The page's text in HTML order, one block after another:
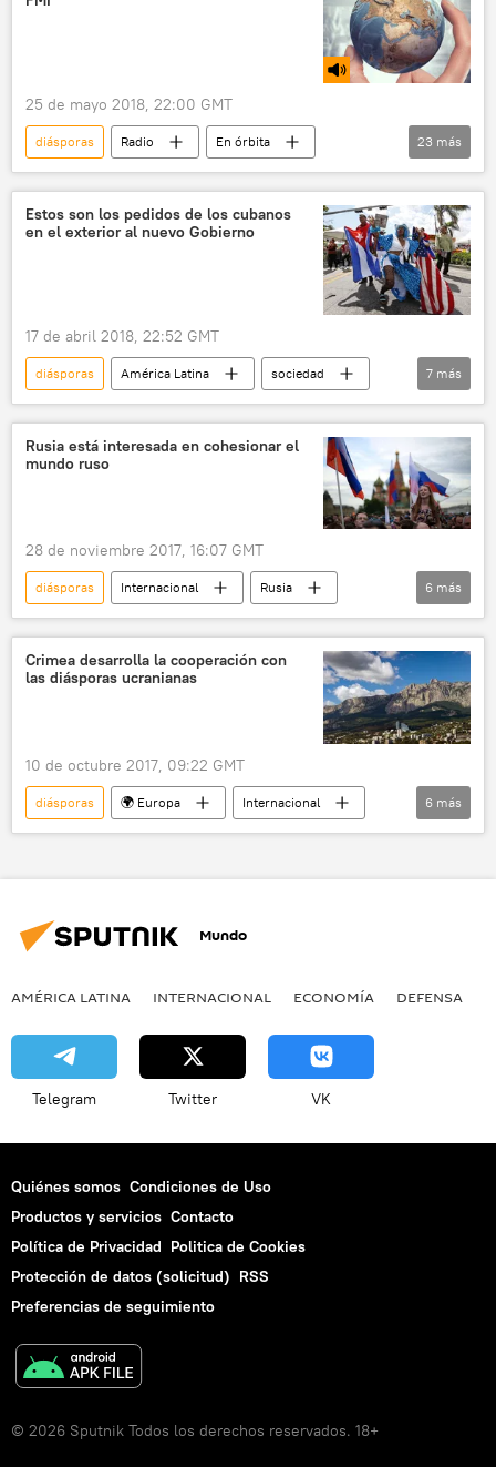
migración
25 de mayo 2018, 22:00 GMT
diásporas Radio
En órbita
Colombia
Argentina
Buenos Aires
Gustavo Petro
Mauricio Macri
Álvaro Uribe Vélez
Claudio Lozano
Unión Africana
Gobierno de Argentina
Centro Democrático
Unidad Popular
Mundo Afro
25 de mayo
Elecciones presidenciales en Colombia (2018)
elecciones
protestas
23 más
Estos son los pedidos de los cubanos
en el exterior al nuevo Gobierno
17 de abril 2018, 22:52 GMT
diásporas América Latina
sociedad
Internacional
política
cubanos
pedidos
reclamaciones
nuevo gobierno
7 más
Rusia está interesada en cohesionar el
mundo ruso
28 de noviembre 2017, 16:07 GMT
diásporas Internacional
Rusia
Ucrania
países bálticos
Serguéi Lavrov
lengua rusa
discriminación
noticias
6 más
Crimea desarrolla la cooperación con
las diásporas ucranianas
10 de octubre 2017, 09:22 GMT
diásporas 🌍 Europa
Internacional
política
Rusia
Ucrania
6 más
Mundo
AMÉRICA LATINA INTERNACIONAL ECONOMÍA DEFENSA
Telegram Twitter VK
Quiénes somos Condiciones de Uso
Productos y servicios Contacto
Política de Privacidad Politica de Cookies
Protección de datos (solicitud) RSS
Preferencias de seguimiento
© 2026 Sputnik Todos los derechos reservados. 18+